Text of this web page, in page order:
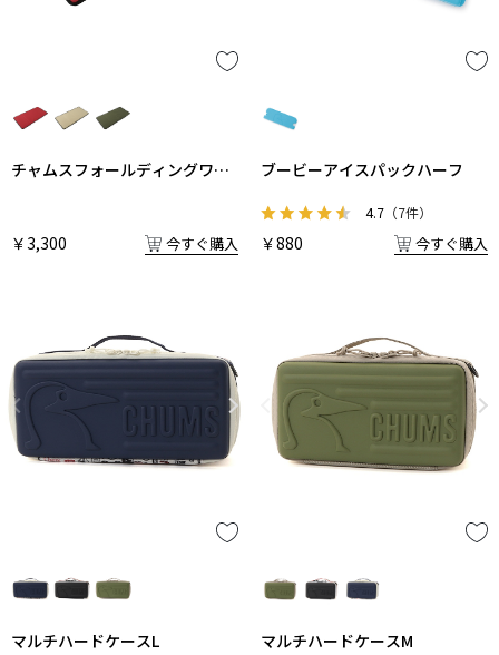
チャムスフォールディングワゴ
￥3,300 今すぐ購入
ブービーアイスパックハーフ
4.7 （7件）
￥880 今すぐ購入
マルチハードケースL マルチハードケースM